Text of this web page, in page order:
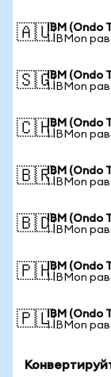
🇦🇺IBM
1 IBMon
🇸🇬IBM (Ondo
1 IBMon
🇨🇭IBM (Ondo
1 IBMon
🇧🇷IBM (Ondo
1 IBMon
🇧🇩IBM (Ondo
1 IBMon
🇵🇭IBM (Ondo
1 IBMon
🇵🇱IBM (Ondo
1 IBMon